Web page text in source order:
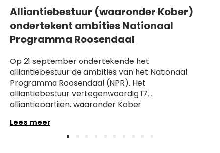
Alliantiebestuur (waaronder Kober)
ondertekent ambities Nationaal
Programma Roosendaal
Op 21 september ondertekende het
alliantiebestuur de ambities van het Nationaal
Programma Roosendaal (NPR). Het
alliantiebestuur vertegenwoordig 17
alliantiepartijen, waaronder Kober
zich de komende twintig jaar in te zetten om de
leefbaarheid en veiligheid in de Westrand,
Lees meer